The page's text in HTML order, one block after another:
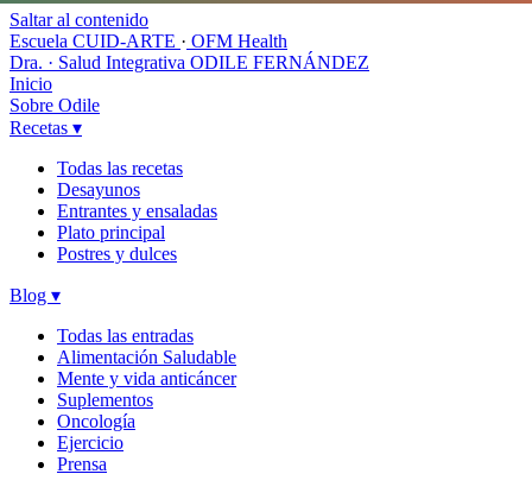
Saltar al contenido
Escuela CUID-ARTE · OFM Health
Dra. · Salud Integrativa ODILE FERNÁNDEZ
Inicio
Sobre Odile
Recetas ▾
Todas las recetas
Desayunos
Entrantes y ensaladas
Plato principal
Postres y dulces
Blog ▾
Todas las entradas
Alimentación Saludable
Mente y vida anticáncer
Suplementos
Oncología
Ejercicio
Prensa